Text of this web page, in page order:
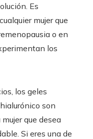
Es
mujer que
o en
los
los geles
son
que desea
Si eres una de